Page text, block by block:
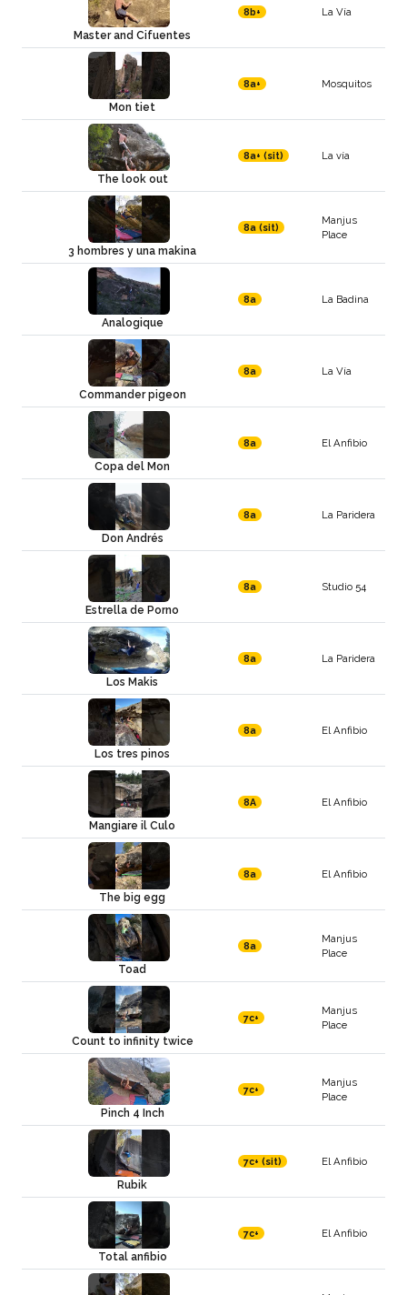
Master and Cifuentes
8b+ La Vía
Mon tiet
8a+ Mosquitos
The look out
8a+ (sit) La vía
3 hombres y una makina
8a (sit)
Manjus
Place
Analogique
8a La Badina
Commander pigeon
8a La Vía
Copa del Mon
8a El Anfibio
Don Andrés
8a La Paridera
Estrella de Porno
8a Studio 54
Los Makis
8a La Paridera
Los tres pinos
8a El Anfibio
Mangiare il Culo
8A El Anfibio
The big egg
8a El Anfibio
Toad
8a
Manjus
Place
Count to infinity twice
7c+
Manjus
Place
Pinch 4 Inch
7c+
Manjus
Place
Rubik
7c+ (sit) El Anfibio
Total anfibio
7c+ El Anfibio